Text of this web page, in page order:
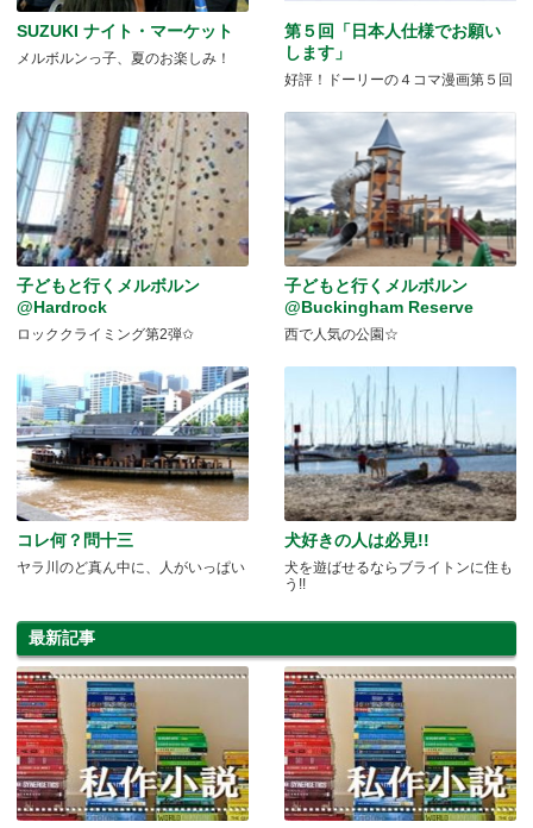
SUZUKI ナイト・マーケット
メルボルンっ子、夏のお楽しみ！
第５回「日本人仕様でお願い
します」
好評！ドーリーの４コマ漫画第５回
子どもと行くメルボルン
@Hardrock
ロッククライミング第2弾✩
子どもと行くメルボルン
@Buckingham Reserve
西で人気の公園☆
コレ何？問十三
ヤラ川のど真ん中に、人がいっぱい
犬好きの人は必見!!
犬を遊ばせるならブライトンに住も
う!!
最新記事